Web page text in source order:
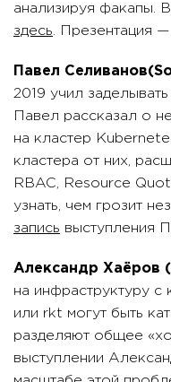
анализируя факапы.
здесь . Презентация —
Павел Селиванов
2019 учил
Павел рассказал о
на кластер
кластера от них,
RBAC, Resource
узнать, чем грозит
запись выступления
Александр Хаёров
на инфраструктуру с
или rkt могут быть
разделяют общее
выступлении